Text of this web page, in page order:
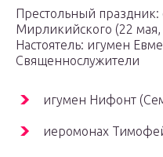
Престольный праздник:
Мирликийского (22 мая,
Настоятель: игумен
Священнослужители
игумен Нифонт
иеромонах